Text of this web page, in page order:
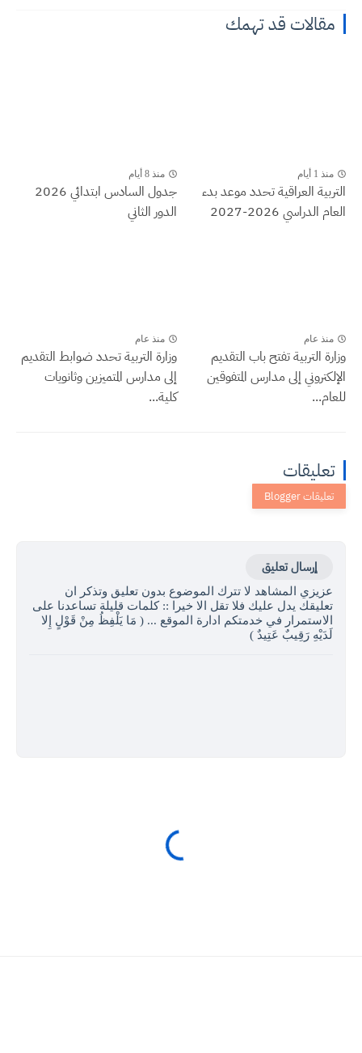
مقالات قد تهمك
منذ 1 أيام
التربية العراقية تحدد موعد بدء
العام الدراسي 2026-2027
منذ 8 أيام
جدول السادس ابتدائي 2026
الدور الثاني
منذ عام
وزارة التربية تفتح باب التقديم
الإلكتروني إلى مدارس المتفوقين
للعام...
منذ عام
وزارة التربية تحدد ضوابط التقديم
إلى مدارس المتميزين وثانويات
كلية...
تعليقات
إرسال تعليق
عزيزي المشاهد لا تترك الموضوع بدون تعليق وتذكر ان
تعليقك يدل عليك فلا تقل الا خيرا :: كلمات قليلة تساعدنا على
الاستمرار في خدمتكم ادارة الموقع ... ( مَا يَلْفِظُ مِنْ قَوْلٍ إِلا
لَدَيْهِ رَقِيبٌ عَتِيدٌ )